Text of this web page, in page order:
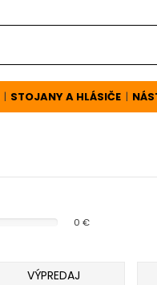
| STOJANY A HLÁSIČE |
0 €
VÝPREDAJ